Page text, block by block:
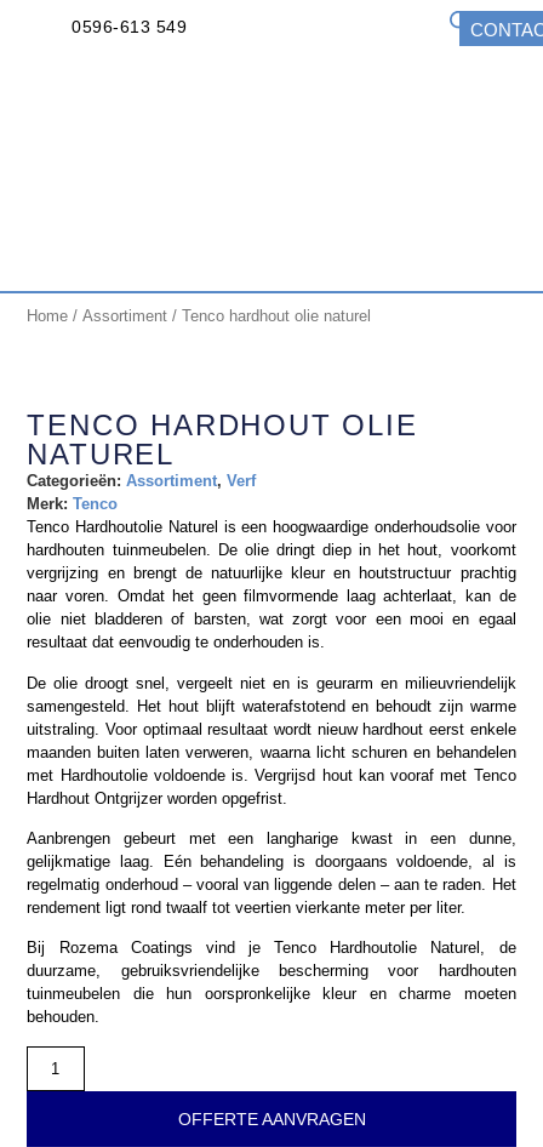
0596-613 549
Home /Assortiment / Tenco hardhout olie naturel
TENCO HARDHOUT OLIE
NATUREL
Categorieën: Assortiment,Verf
Merk:Tenco
Tenco Hardhoutolie Naturel is een hoogwaardige onderhoudsolie voor
hardhouten tuinmeubelen. De olie dringt diep in het hout, voorkomt
vergrijzing en brengt de natuurlijke kleur en houtstructuur prachtig
naar voren. Omdat het geen filmvormende laag achterlaat, kan de
olie niet bladderen of barsten, wat zorgt voor een mooi en egaal
resultaat dat eenvoudig te onderhouden is.
De olie droogt snel, vergeelt niet en is geurarm en milieuvriendelijk
samengesteld. Het hout blijft waterafstotend en behoudt zijn warme
uitstraling. Voor optimaal resultaat wordt nieuw hardhout eerst enkele
maanden buiten laten verweren, waarna licht schuren en behandelen
met Hardhoutolie voldoende is. Vergrijsd hout kan vooraf met Tenco
Hardhout Ontgrijzer worden opgefrist.
Aanbrengen gebeurt met een langharige kwast in een dunne,
gelijkmatige laag. Eén behandeling is doorgaans voldoende, al is
regelmatig onderhoud – vooral van liggende delen – aan te raden. Het
rendement ligt rond twaalf tot veertien vierkante meter per liter.
Bij Rozema Coatings vind je Tenco Hardhoutolie Naturel, de
duurzame, gebruiksvriendelijke bescherming voor hardhouten
tuinmeubelen die hun oorspronkelijke kleur en charme moeten
behouden.
OFFERTE AANVRAGEN